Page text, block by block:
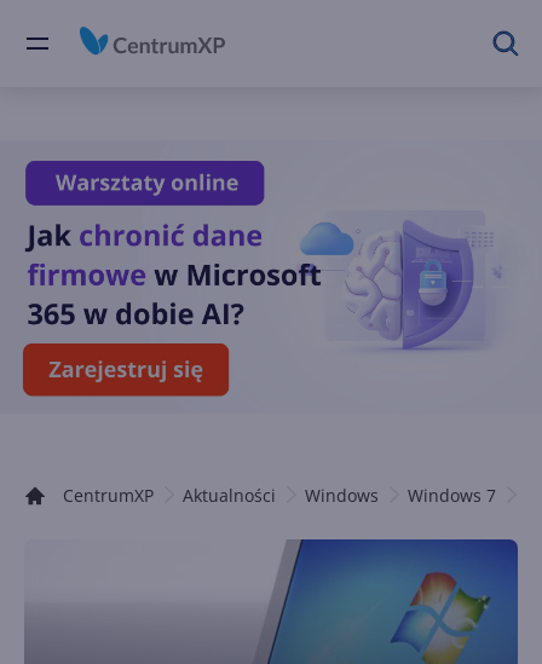
CentrumXP Aktualności Windows Windows 7